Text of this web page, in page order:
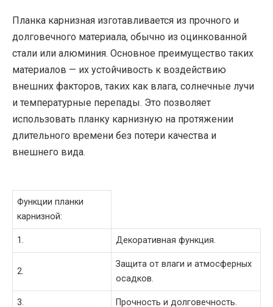
Планка карнизная изготавливается из прочного и
долговечного материала, обычно из оцинкованной
стали или алюминия. Основное преимущество таких
материалов — их устойчивость к воздействию
внешних факторов, таких как влага, солнечные лучи
и температурные перепады. Это позволяет
использовать планку карнизную на протяжении
длительного времени без потери качества и
внешнего вида.
Функции планки
карнизной:
1. Декоративная функция.
2.
Защита от влаги и атмосферных
осадков.
3. Прочность и долговечность.